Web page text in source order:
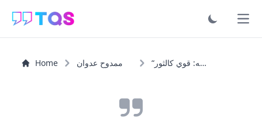
Home ممدوح عدوان “ونحن ما نزال نبحث عن حيوانات تصلح للتشبيه: قوي كالثور...”